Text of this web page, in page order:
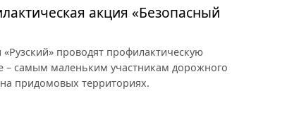
акция «Безопасный
проводят профилактическую
самым маленьким участникам дорожного
придомовых территориях.